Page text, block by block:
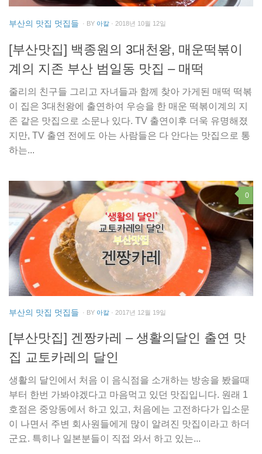
부산의 맛집 멋집들 · BY 아칼 · 2018년 10월 12일
[부산맛집] 백종원의 3대천왕, 매운떡볶이
계의 지존 부산 범일동 맛집 – 매떡
줄리의 친구들 그리고 자녀들과 함께 찾아 가게된 매떡 떡볶
이 집은 3대천왕에 출연하여 우승을 한 매운 떡볶이계의 지
존 같은 맛집으로 소문나 있다. TV 출연이후 더욱 유명해졌
지만, TV 출연 전에도 아는 사람들은 다 안다는 맛집으로 통
하는...
0
부산의 맛집 멋집들 · BY 아칼 · 2017년 12월 19일
[부산맛집] 겐짱카레 – 생활의달인 출연 맛
집 교토카레의 달인
생활의 달인에서 처음 이 음식점을 소개하는 방송을 봤을때
부터 한번 가봐야겠다고 마음먹고 있던 맛집입니다. 원래 1
호점은 중앙동에서 하고 있고, 처음에는 고전하다가 입소문
이 나면서 주변 회사원들에게 많이 알려진 맛집이라고 하더
군요. 특히나 일본분들이 직접 와서 하고 있는...